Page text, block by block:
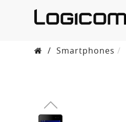
/ Smartphones